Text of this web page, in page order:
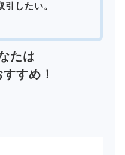
したい。
たは
すめ！